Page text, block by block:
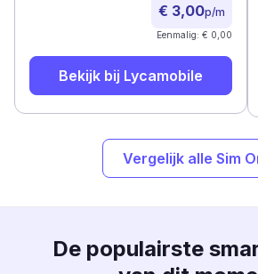
€ 3,00p/m
Eenmalig: € 0,00
Bekijk bij Lycamobile
Vergelijk alle Sim
De populairste